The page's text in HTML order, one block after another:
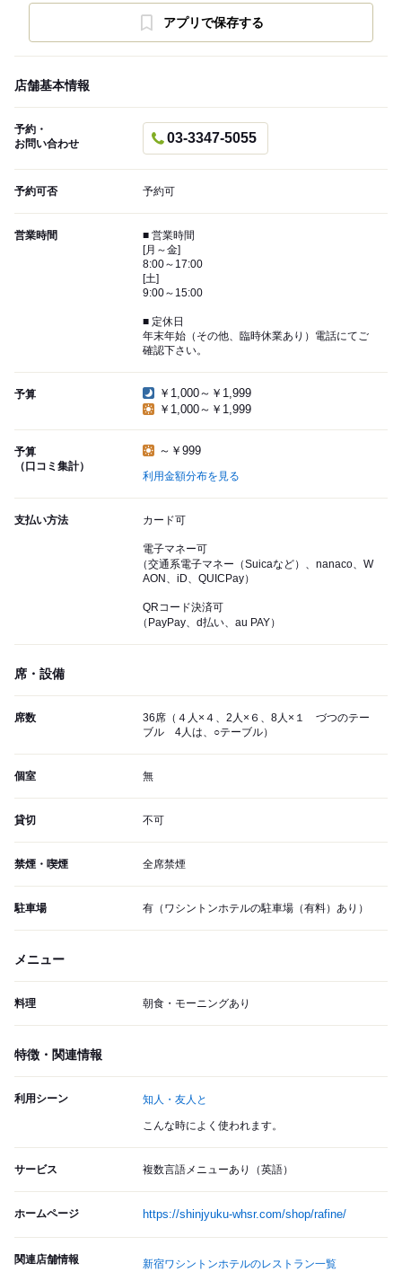
アプリで保存する
店舗基本情報
予約・
お問い合わせ
03-3347-5055
予約可否 予約可
営業時間
■ 営業時間
[月～金]
8:00～17:00
[土]
9:00～15:00
■ 定休日
年末年始（その他、臨時休業あり）電話にてご
確認下さい。
予算
￥1,000～￥1,999
￥1,000～￥1,999
予算
（口コミ集計）
～￥999
利用金額分布を見る
支払い方法 カード可
電子マネー可
（交通系電子マネー（Suicaなど）、nanaco、W
AON、iD、QUICPay）
QRコード決済可
（PayPay、d払い、au PAY）
席・設備
席数
36席（４人×４、2人×６、8人×１ づつのテー
ブル 4人は、○テーブル）
個室 無
貸切 不可
禁煙・喫煙 全席禁煙
駐車場 有（ワシントンホテルの駐車場（有料）あり）
メニュー
料理 朝食・モーニングあり
特徴・関連情報
利用シーン 知人・友人と
こんな時によく使われます。
サービス 複数言語メニューあり（英語）
ホームページ https://shinjyuku-whsr.com/shop/rafine/
関連店舗情報 新宿ワシントンホテルのレストラン一覧